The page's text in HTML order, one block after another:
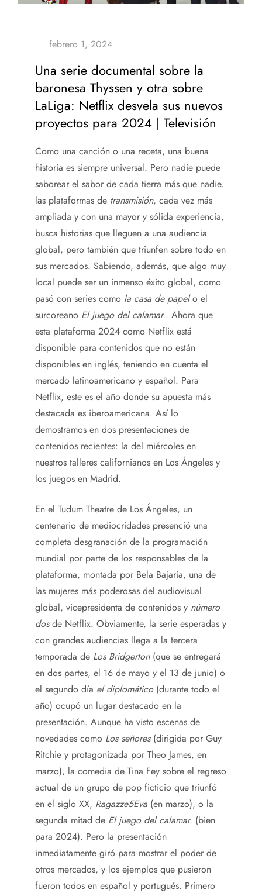
Una serie documental sobre la
baronesa Thyssen y otra sobre
LaLiga: Netflix desvela sus nuevos
proyectos para 2024 | Televisión
Como una canción o una receta, una buena
historia es siempre universal. Pero nadie puede
saborear el sabor de cada tierra más que nadie.
las plataformas de transmisión, cada vez más
ampliada y con una mayor y sólida experiencia,
busca historias que lleguen a una audiencia
global, pero también que triunfen sobre todo en
sus mercados. Sabiendo, además, que algo muy
local puede ser un inmenso éxito global, como
pasó con series como la casa de papelo el
surcoreano El juego del calamar.. Ahora que
esta plataforma 2024 como Netflix está
disponible para contenidos que no están
disponibles en inglés, teniendo en cuenta el
mercado latinoamericano y español. Para
Netflix, este es el año donde su apuesta más
destacada es iberoamericana. Así lo
demostramos en dos presentaciones de
contenidos recientes: la del miércoles en
nuestros talleres californianos en Los Ángeles y
los juegos en Madrid.
En el Tudum Theatre de Los Ángeles, un
centenario de mediocridades presenció una
completa desgranación de la programación
mundial por parte de los responsables de la
plataforma, montada por Bela Bajaria, una de
las mujeres más poderosas del audiovisual
global, vicepresidenta de contenidos y número
dosde Netflix. Obviamente, la serie esperadas y
con grandes audiencias llega a la tercera
temporada de Los Bridgerton (que se entregará
en dos partes, el 16 de mayo y el 13 de junio) o
el segundo día el diplomático(durante todo el
año) ocupó un lugar destacado en la
presentación. Aunque ha visto escenas de
novedades como Los señores(dirigida por Guy
Ritchie y protagonizada por Theo James, en
marzo), la comedia de Tina Fey sobre el regreso
actual de un grupo de pop ficticio que triunfó
en el siglo XX, Ragazze5Eva (en marzo), o la
segunda mitad de El juego del calamar. (bien
para 2024). Pero la presentación
inmediatamente giró para mostrar el poder de
otros mercados, y los ejemplos que pusieron
fueron todos en español y portugués. Primero